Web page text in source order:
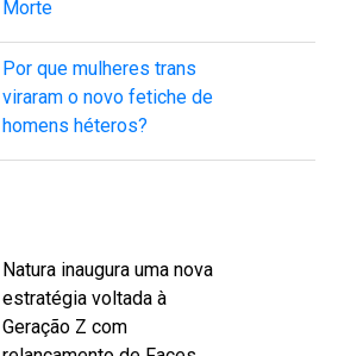
Morte
Por que mulheres trans
viraram o novo fetiche de
homens héteros?
Natura inaugura uma nova
estratégia voltada à
Geração Z com